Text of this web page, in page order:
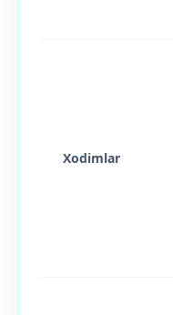
Xodimlar